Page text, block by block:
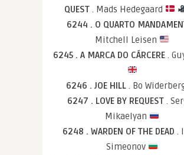
QUEST . Mads Hedegaard
6244 . O QUARTO
Mitchell Leisen
6245 . A MARCA DO CÁRCERE .
6246 . JOE HILL . Bo
6247 . LOVE BY REQUEST .
Mikaelyan
6248 . WARDEN OF THE DEAD .
Simeonov